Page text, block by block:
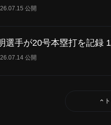
公開
選手が20号本塁打を記録
公開